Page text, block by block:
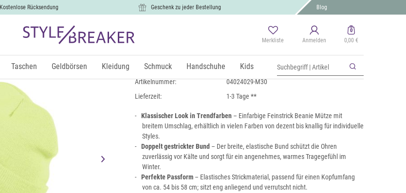
Kostenlose Rücksendung Geschenk zu jeder Bestellung Blog
Merkliste Anmelden
0
0,00 €
Taschen Geldbörsen Kleidung Schmuck Handschuhe Kids
Winter Strickmütze mit Krempe
10,99 €
inkl. MwSt., zzgl.Versand
Artikelnummer:
04024029-M30
Lieferzeit:
1-3 Tage **
Klassischer Look in Trendfarben– Einfarbige Feinstrick Beanie Mütze mit
breitem Umschlag, erhältlich in vielen Farben von dezent bis knallig für individuelle
Styles.
Doppelt gestrickter Bund – Der breite, elastische Bund schützt die Ohren
zuverlässig vor Kälte und sorgt für ein angenehmes, warmes Tragegefühl im
Winter.
Perfekte Passform– Elastisches Strickmaterial, passend für einen Kopfumfang
von ca. 54 bis 58 cm; sitzt eng anliegend und verrutscht nicht.